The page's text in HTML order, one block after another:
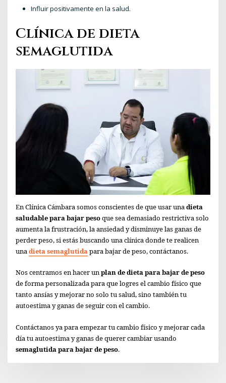
Influir positivamente en la salud.
Clínica de dieta
semaglutida
En Clínica Cámbara somos conscientes de que usar unadieta
saludable para bajar pesoque sea demasiado restrictiva solo
aumenta la frustración, la ansiedad y disminuye las ganas de
perder peso, si estás buscando una clínica donde te realicen
unadieta semaglutidapara bajar de peso, contáctanos.
Nos centramos en hacer unplan de dieta para bajar de peso
de forma personalizada para que logres el cambio físico que
tanto ansías y mejorar no solo tu salud, sino también tu
autoestima y ganas de seguir con el cambio.
Contáctanos ya para empezar tu cambio físico y mejorar cada
día tu autoestima y ganas de querer cambiar usando
semaglutida para bajar de peso.